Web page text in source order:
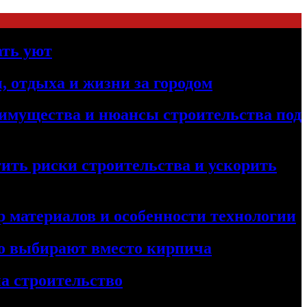
уют
отдыха и жизни за городом
и нюансы строительства под
риски строительства и ускорить
и особенности технологии
выбирают вместо кирпича
строительство